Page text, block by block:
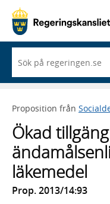
du
börjar
skriva
framträder
lista
med
sökförslag
Proposition från
Ökad
läkemedel
Prop. 2013/14:93